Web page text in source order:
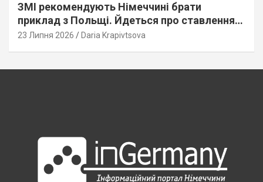
ЗМІ рекомендують Німеччині брати
приклад з Польщі. Йдеться про ставлення
до українців
23 Липня 2026 Daria Krapivtsova